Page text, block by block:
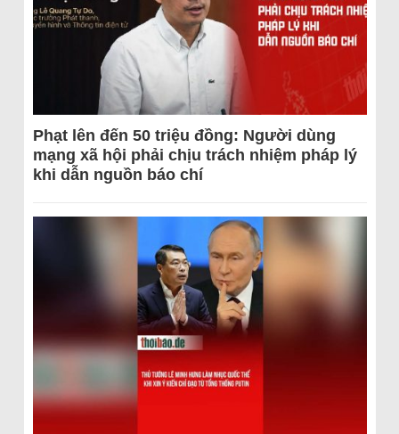
Phạt lên đến 50 triệu đồng: Người dùng
mạng xã hội phải chịu trách nhiệm pháp lý
khi dẫn nguồn báo chí